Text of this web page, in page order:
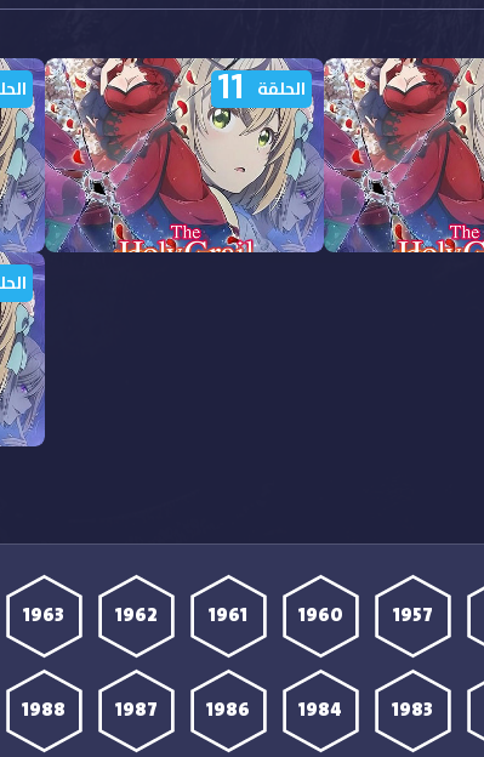
الحلقة 11
الحلقة
1957
1960
1961
1962
1963
1983
1984
1986
1987
1988